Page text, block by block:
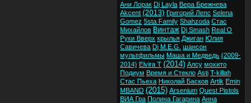
Ани Лорак Dj Layla Вера Брежнева
Akcent (2013) Григорий Лепс Selena
Gomez 5sta Family Shahzoda Стас
Михайлов Винтаж Dj Smash Real O
Руки Вверх крылья Джиган Юлия
Савичева Dj M.E.G. шансон
мультфильмы Маша и Медведь (2009-
2014) Elvira T (2014) Алсу мохито
Подиум Время и Стекло Asti T-killah
Стас Пьеха Николай Басков Artik Emin
MBAND (2015) Arsenium Quest Pistols
ВИА Гра Полина Гагарина Анна